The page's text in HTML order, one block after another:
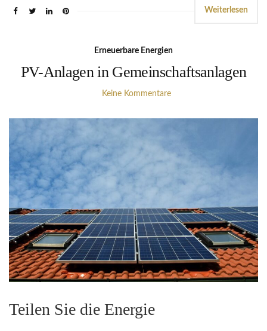
Weiterlesen
Erneuerbare Energien
PV-Anlagen in Gemeinschaftsanlagen
Keine Kommentare
Teilen Sie die Energie